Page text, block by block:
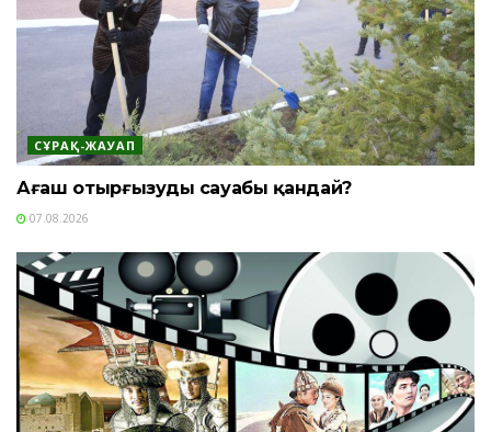
СҰРАҚ-ЖАУАП
Ағаш отырғызудың сауабы қандай?
07.08.2026